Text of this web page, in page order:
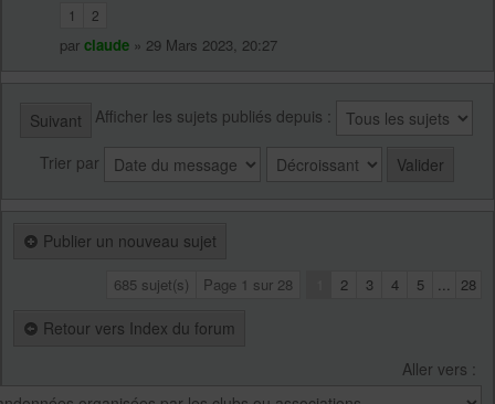
1 2
par claude » 29 Mars 2023, 20:27
Suivant Afficher les sujets publiés depuis :
Trier par
Publier un nouveau sujet
685 sujet(s) Page 1 sur 28 2 3 4 5 ... 28
Retour vers Index du forum
Aller vers :